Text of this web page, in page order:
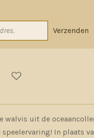
Verzenden
walvis uit de
In plaats